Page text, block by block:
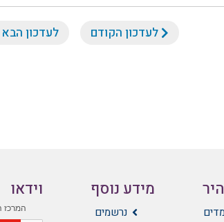
לעדכון הקודם לעדכון הבא
מידע נוסף
נרשמים
וידאו